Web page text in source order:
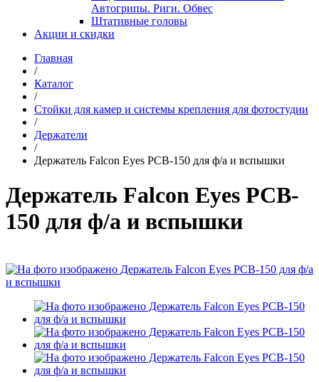
Автогрипы. Риги. Обвес
Штативные головы
Акции и скидки
Главная
/
Каталог
/
Стойки для камер и системы крепления для фотостудии
/
Держатели
/
Держатель Falcon Eyes PCB-150 для ф/а и вспышки
Держатель Falcon Eyes PCB-
150 для ф/а и вспышки